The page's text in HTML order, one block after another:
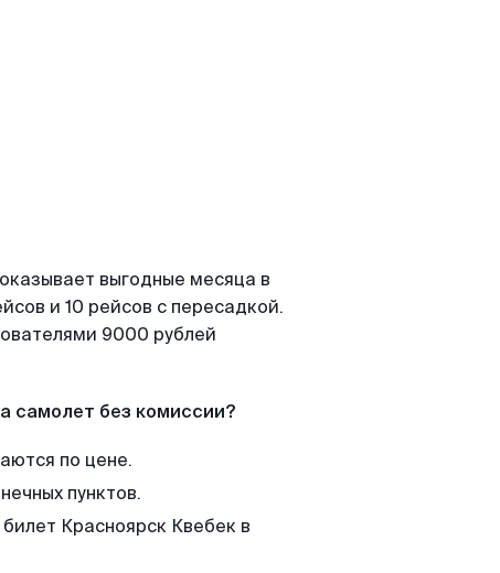
выгодные месяца в
и 10 рейсов с пересадкой.
9000 рублей
самолет без комиссии?
по цене.
пунктов.
Красноярск Квебек в